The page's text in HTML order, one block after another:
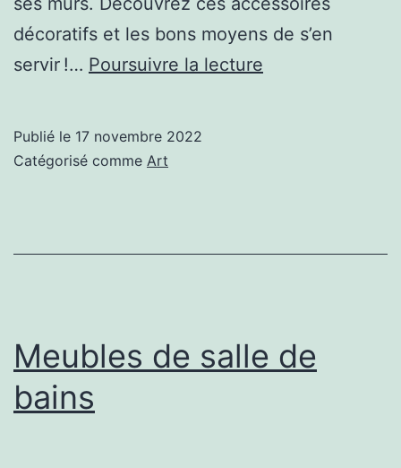
décoratifs et les bons moyens de s’en
servir !… Poursuivre la lecture
Publié le 17 novembre 2022
Catégorisé comme Art
Meubles de salle de
bains